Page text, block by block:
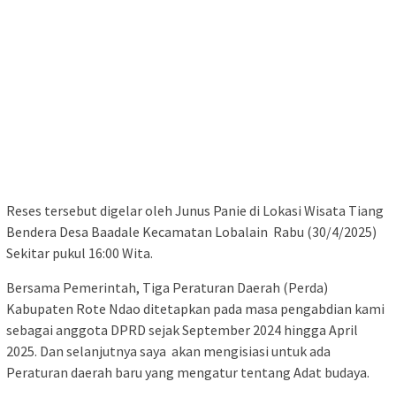
Reses tersebut digelar oleh Junus Panie di Lokasi Wisata Tiang
Bendera Desa Baadale Kecamatan Lobalain Rabu (30/4/2025)
Sekitar pukul 16:00 Wita.
Bersama Pemerintah, Tiga Peraturan Daerah (Perda)
Kabupaten Rote Ndao ditetapkan pada masa pengabdian kami
sebagai anggota DPRD sejak September 2024 hingga April
2025. Dan selanjutnya saya akan mengisiasi untuk ada
Peraturan daerah baru yang mengatur tentang Adat budaya.